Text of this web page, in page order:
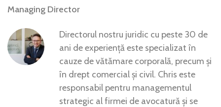
Managing Director
Directorul nostru juridic cu peste 30 de
ani de experiență este specializat în
cauze de vătămare corporală, precum și
în drept comercial și civil. Chris este
responsabil pentru managementul
strategic al firmei de avocatură și se